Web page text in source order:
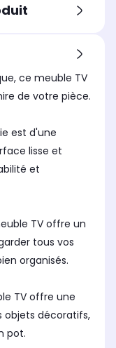
ce meuble TV
de votre pièce.
est d'une
lisse et
et
TV offre un
tous vos
organisés.
TV offre une
objets décoratifs,
pot.